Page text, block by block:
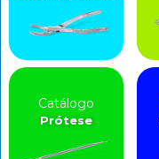
Catálogo
Prótese